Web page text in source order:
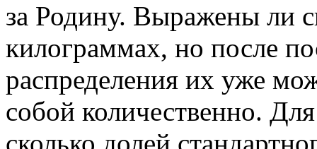
за Родину. Выражены ли
килограммах, но после
распределения их уже
собой количественно.